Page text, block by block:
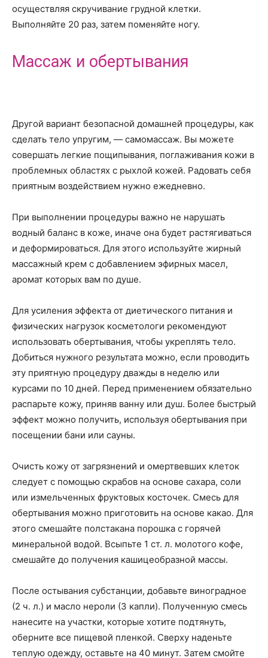
осуществляя скручивание грудной клетки.
Выполняйте 20 раз, затем поменяйте ногу.
Массаж и обертывания
Другой вариант безопасной домашней процедуры, как
сделать тело упругим, — самомассаж. Вы можете
совершать легкие пощипывания, поглаживания кожи в
проблемных областях с рыхлой кожей. Радовать себя
приятным воздействием нужно ежедневно.
При выполнении процедуры важно не нарушать
водный баланс в коже, иначе она будет растягиваться
и деформироваться. Для этого используйте жирный
массажный крем с добавлением эфирных масел,
аромат которых вам по душе.
Для усиления эффекта от диетического питания и
физических нагрузок косметологи рекомендуют
использовать обертывания, чтобы укреплять тело.
Добиться нужного результата можно, если проводить
эту приятную процедуру дважды в неделю или
курсами по 10 дней. Перед применением обязательно
распарьте кожу, приняв ванну или душ. Более быстрый
эффект можно получить, используя обертывания при
посещении бани или сауны.
Очисть кожу от загрязнений и омертвевших клеток
следует с помощью скрабов на основе сахара, соли
или измельченных фруктовых косточек. Смесь для
обертывания можно приготовить на основе какао. Для
этого смешайте полстакана порошка с горячей
минеральной водой. Всыпьте 1 ст. л. молотого кофе,
смешайте до получения кашицеобразной массы.
После остывания субстанции, добавьте виноградное
(2 ч. л.) и масло нероли (3 капли). Полученную смесь
нанесите на участки, которые хотите подтянуть,
оберните все пищевой пленкой. Сверху наденьте
теплую одежду, оставьте на 40 минут. Затем смойте